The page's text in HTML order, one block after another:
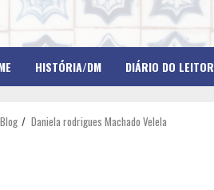
HISTÓRIA/DM DIÁRIO DO LEITOR
Blog Daniela rodrigues Machado Velela